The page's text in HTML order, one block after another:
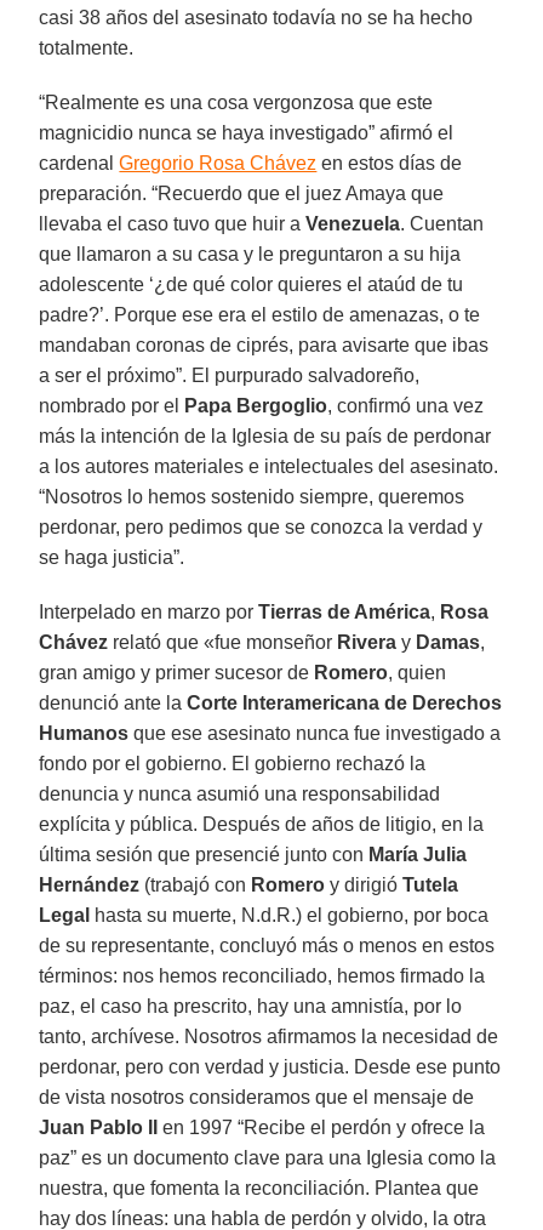
casi 38 años del asesinato todavía no se ha hecho
totalmente.
“Realmente es una cosa vergonzosa que este
magnicidio nunca se haya investigado” afirmó el
cardenalGregorio Rosa Chávez en estos días de
preparación. “Recuerdo que el juez Amaya que
llevaba el caso tuvo que huir aVenezuela. Cuentan
que llamaron a su casa y le preguntaron a su hija
adolescente ‘¿de qué color quieres el ataúd de tu
padre?’. Porque ese era el estilo de amenazas, o te
mandaban coronas de ciprés, para avisarte que ibas
a ser el próximo”. El purpurado salvadoreño,
nombrado por el
Papa Bergoglio, confirmó una vez
más la intención de la Iglesia de su país de perdonar
a los autores materiales e intelectuales del asesinato.
“Nosotros lo hemos sostenido siempre, queremos
perdonar, pero pedimos que se conozca la verdad y
se haga justicia”.
Interpelado en marzo porTierras de América, Rosa
Chávez relató que «fue monseñor Rivera y Damas,
gran amigo y primer sucesor de Romero, quien
denunció ante laCorte Interamericana de Derechos
Humanos que ese asesinato nunca fue investigado a
fondo por el gobierno. El gobierno rechazó la
denuncia y nunca asumió una responsabilidad
explícita y pública. Después de años de litigio, en la
última sesión que presencié junto con María Julia
Hernández (trabajó con Romero y dirigióTutela
Legal hasta su muerte, N.d.R.) el gobierno, por boca
de su representante, concluyó más o menos en estos
términos: nos hemos reconciliado, hemos firmado la
paz, el caso ha prescrito, hay una amnistía, por lo
tanto, archívese. Nosotros afirmamos la necesidad de
perdonar, pero con verdad y justicia. Desde ese punto
de vista nosotros consideramos que el mensaje de
Juan Pablo II
en 1997 “Recibe el perdón y ofrece la
paz” es un documento clave para una Iglesia como la
nuestra, que fomenta la reconciliación. Plantea que
hay dos líneas: una habla de perdón y olvido, la otra